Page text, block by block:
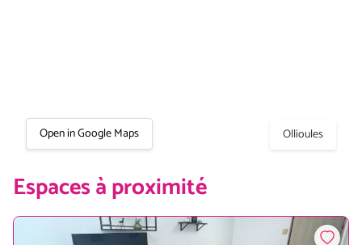
Open in Google Maps Ollioules
Espaces à proximité